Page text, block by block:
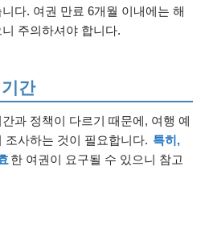
다. 여권 만료 6개월 이내에는 해
주의하셔야 합니다.
간
과 정책이 다르기 때문에, 여행 예
조사하는 것이 필요합니다. 특히,
한 여권이 요구될 수 있으니 참고